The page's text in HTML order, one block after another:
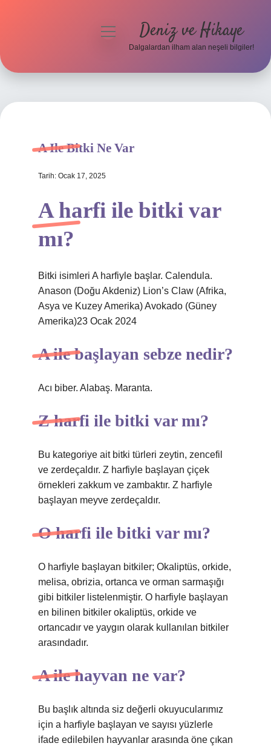
Hakkımızda
menüyü
Deniz ve Hikaye
Dalgalardan ilham alan neşeli bilgiler!
A Ile Bitki Ne Var
Tarih: Ocak 17, 2025
A harfi ile bitki var
mı?
Bitki isimleri A harfiyle başlar. Calendula.
Anason (Doğu Akdeniz) Lion’s Claw (Afrika,
Asya ve Kuzey Amerika) Avokado (Güney
Amerika)23 Ocak 2024
A ile başlayan sebze nedir?
Acı biber. Alabaş. Maranta.
Z harfi ile bitki var mı?
Bu kategoriye ait bitki türleri zeytin, zencefil
ve zerdeçaldır. Z harfiyle başlayan çiçek
örnekleri zakkum ve zambaktır. Z harfiyle
başlayan meyve zerdeçaldır.
O harfi ile bitki var mı?
O harfiyle başlayan bitkiler; Okaliptüs, orkide,
melisa, obrizia, ortanca ve orman sarmaşığı
gibi bitkiler listelenmiştir. O harfiyle başlayan
en bilinen bitkiler okaliptüs, orkide ve
ortancadır ve yaygın olarak kullanılan bitkiler
arasındadır.
A ile hayvan ne var?
Bu başlık altında siz değerli okuyucularımız
için a harfiyle başlayan ve sayısı yüzlerle
ifade edilebilen hayvanlar arasında öne çıkan